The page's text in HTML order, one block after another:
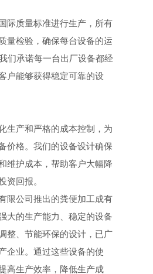
际质量标准进行生产，所有
量检验，确保每台设备的运
们承诺每一台出厂设备都经
户能够获得稳定可靠的设
生产和严格的成本控制，为
价格。我们的设备设计确保
维护成本，帮助客户大幅降
资回报。
限公司推出的粪便加工成有
大的生产能力、稳定的设备
整、节能环保的设计，已广
企业。通过这些设备的使
高生产效率，降低生产成